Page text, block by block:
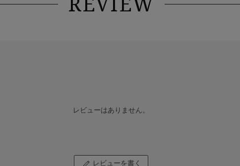
レビューはありません。
レビューを書く